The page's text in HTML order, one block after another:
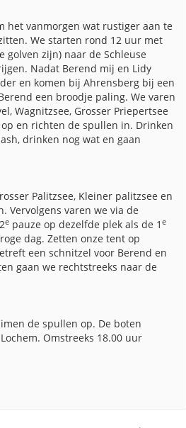
het vanmorgen wat rustiger aan te
We starten rond 12 uur met
golven zijn) naar de Schleuse
Nadat Berend mij en Lidy
en komen bij Ahrensberg bij een
een broodje paling. We varen
Wagnitzsee, Grosser Priepertsee
en richten de spullen in. Drinken
drinken nog wat en gaan
Palitzsee, Kleiner palitzsee en
Vervolgens varen we via de
e pauze op dezelfde plek als de 1 e
dag. Zetten onze tent op
een schnitzel voor Berend en
gaan we rechtstreeks naar de
de spullen op. De boten
Omstreeks 18.00 uur